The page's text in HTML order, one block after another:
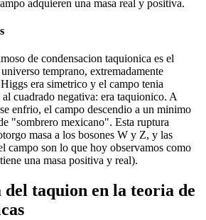
adquieren una masa real y positiva.
de condensacion taquionica es el
temprano, extremadamente
era simetrico y el campo tenia
cuadrado negativa: era taquionico. A
enfrio, el campo descendio a un minimo
"sombrero mexicano". Esta ruptura
masa a los bosones W y Z, y las
campo son lo que hoy observamos como
una masa positiva y real).
taquion en la teoria de